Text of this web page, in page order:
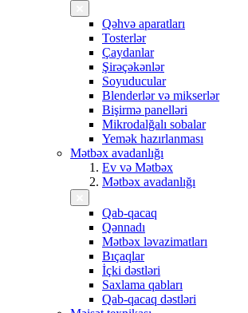
Qəhvə aparatları
Tosterlər
Çaydanlar
Şirəçəkənlər
Soyuducular
Blenderlər və mikserlər
Bişirmə panelləri
Mikrodalğalı sobalar
Yemək hazırlanması
Mətbəx avadanlığı
Ev və Mətbəx
Mətbəx avadanlığı
Qab-qacaq
Qənnadı
Mətbəx ləvazimatları
Bıçaqlar
İçki dəstləri
Saxlama qabları
Qab-qacaq dəstləri